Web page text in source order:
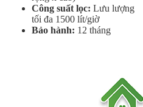
Công suất lọc: Lưu lượng
tối đa 1500 lít/giờ
Bảo hành: 12 tháng